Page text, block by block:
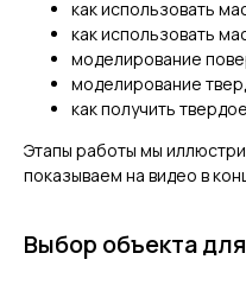
как использовать
как использовать
моделирование
моделирование
как получить
Этапы работы мы
показываем на видео в
Выбор объекта